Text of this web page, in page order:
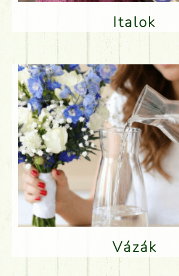
Italok
Vázák